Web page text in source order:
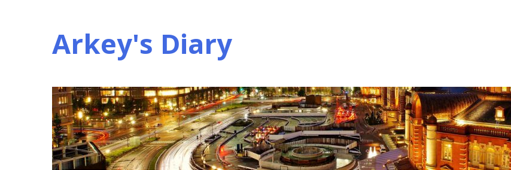
Arkey's Diary